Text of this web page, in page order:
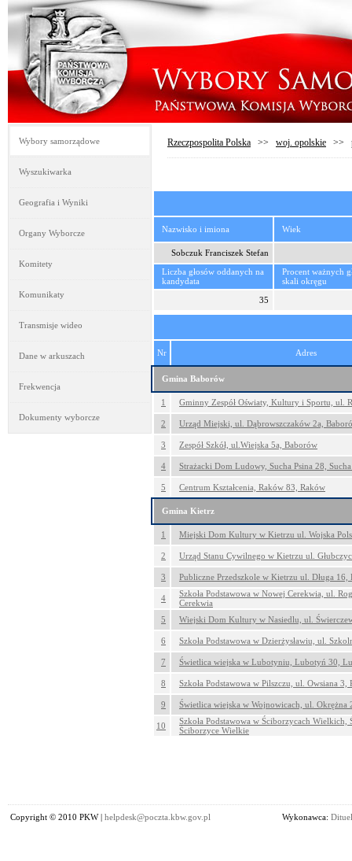
Wybory samorządowe
Wyszukiwarka
Geografia i Wyniki
Organy Wyborcze
Komitety
Komunikaty
Transmisje wideo
Dane w arkuszach
Frekwencja
Dokumenty wyborcze
Rzeczpospolita Polska >> woj. opolskie >>
Nazwisko i imiona Wiek
Sobczuk Franciszek Stefan
Liczba głosów oddanych na
kandydata
Procent ważnych
skali okręgu
35
Nr Adres
Gmina Baborów
1 Gminny Zespół Oświaty, Kultury i Sportu, ul.
2 Urząd Miejski, ul. Dąbrowszczaków 2a,
3 Zespół Szkół, ul.Wiejska 5a, Baborów
4 Strażacki Dom Ludowy, Sucha Psina 28, Sucha
5 Centrum Kształcenia, Raków 83, Raków
Gmina Kietrz
1 Miejski Dom Kultury w Kietrzu ul. Wojska
2 Urząd Stanu Cywilnego w Kietrzu ul.
3 Publiczne Przedszkole w Kietrzu ul. Długa 16,
4
Szkoła Podstawowa w Nowej Cerekwia, ul.
Cerekwia
5
Wiejski Dom Kultury w Nasiedlu, ul.
6 Szkoła Podstawowa w Dzierżysławiu, ul.
7 Świetlica wiejska w Lubotyniu, Lubotyń 30,
8 Szkoła Podstawowa w Pilszczu, ul. Owsiana 3,
9 Świetlica wiejska w Wojnowicach, ul. Okrężna
10
Szkoła Podstawowa w Ściborzycach
Ściborzyce Wielkie
Copyright © 2010 PKW | helpdesk@poczta.kbw.gov.pl Wykonawca: